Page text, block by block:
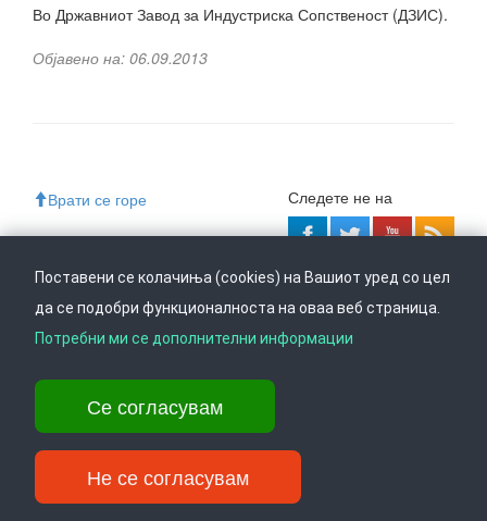
Во Државниот Завод за Индустриска Сопственост (ДЗИС).
Објавено на: 06.09.2013
Врати се горе Следете не на
Ул. Даме Груев 14, Катна гаража Беко на 1-виот кат, 1000 Скопје,
Тел: +389 2 3103 601 (641), Факс: +389 2 3137 149 |
info@ippo.gov.mk
Поставени се колачиња (cookies) на Вашиот уред со цел
да се подобри функционалноста на оваа веб страница.
Потребни ми се дополнителни информации
Се согласувам
Не се согласувам